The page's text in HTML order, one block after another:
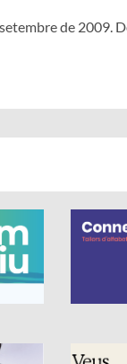
de 2009.
és de 0 estrelles